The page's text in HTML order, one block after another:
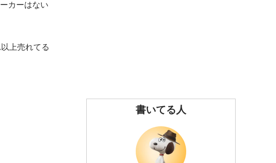
カーはない
上売れてる
書いてる人